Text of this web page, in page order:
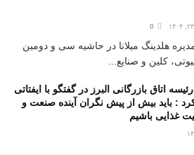
هلدینگ میلانا در حاشیه سی و دومین
کلین و صنایع...
اتاق بازرگانی البرز در گفتگو با ایفتاتی
: باید بیش از پیش نگران آینده صنعت و
غذایی باشیم